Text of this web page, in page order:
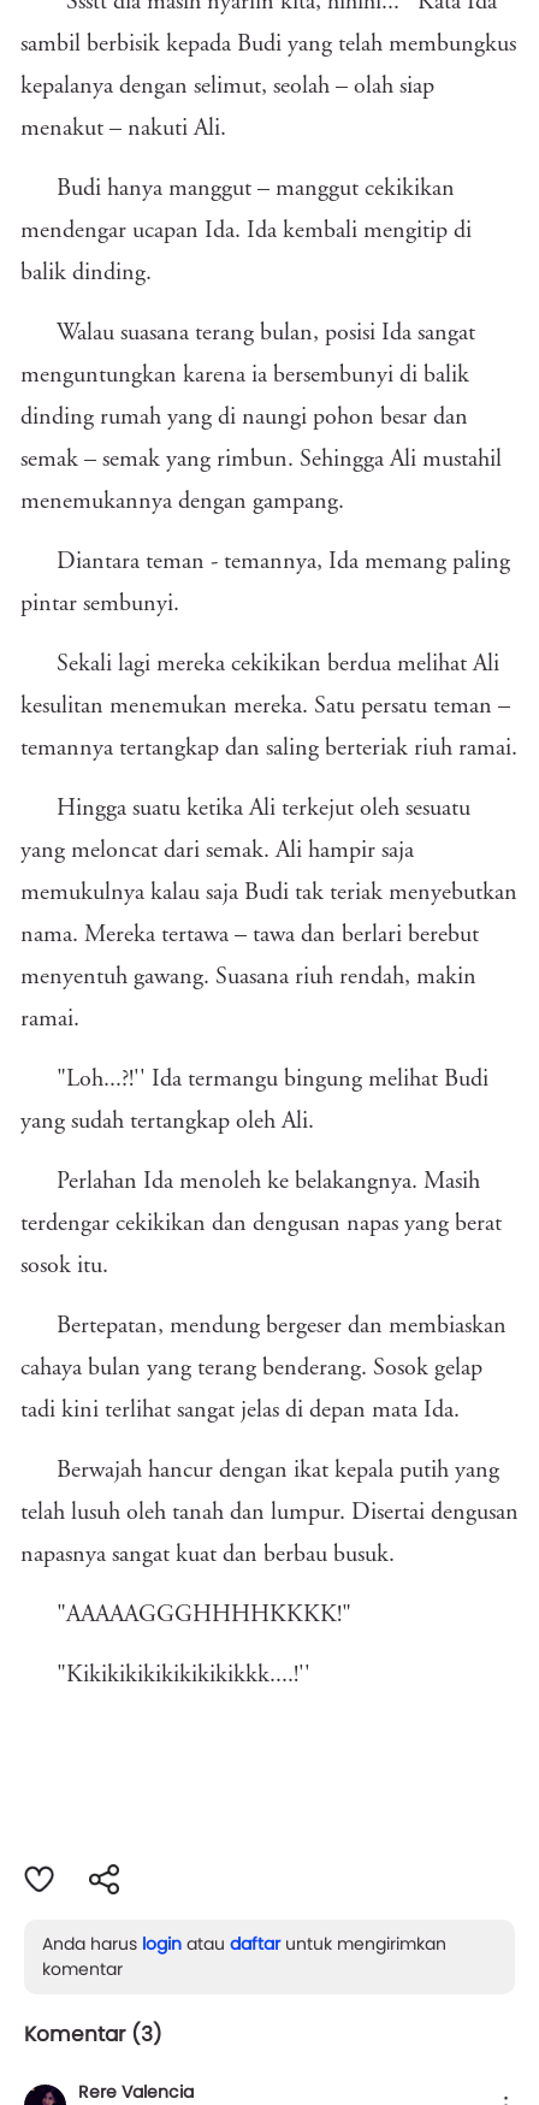
sambil berbisik kepada Budi yang telah membungkus
kepalanya dengan selimut, seolah – olah siap
menakut – nakuti Ali.
Budi hanya manggut – manggut cekikikan
mendengar ucapan Ida. Ida kembali mengitip di
balik dinding.
Walau suasana terang bulan, posisi Ida sangat
menguntungkan karena ia bersembunyi di balik
dinding rumah yang di naungi pohon besar dan
semak – semak yang rimbun. Sehingga Ali mustahil
menemukannya dengan gampang.
Diantara teman - temannya, Ida memang paling
pintar sembunyi.
Sekali lagi mereka cekikikan berdua melihat Ali
kesulitan menemukan mereka. Satu persatu teman –
temannya tertangkap dan saling berteriak riuh ramai.
Hingga suatu ketika Ali terkejut oleh sesuatu
yang meloncat dari semak. Ali hampir saja
memukulnya kalau saja Budi tak teriak menyebutkan
nama. Mereka tertawa – tawa dan berlari berebut
menyentuh gawang. Suasana riuh rendah, makin
ramai.
"Loh...?!'' Ida termangu bingung melihat Budi
yang sudah tertangkap oleh Ali.
Perlahan Ida menoleh ke belakangnya. Masih
terdengar cekikikan dan dengusan napas yang berat
sosok itu.
Bertepatan, mendung bergeser dan membiaskan
cahaya bulan yang terang benderang. Sosok gelap
tadi kini terlihat sangat jelas di depan mata Ida.
Berwajah hancur dengan ikat kepala putih yang
telah lusuh oleh tanah dan lumpur. Disertai dengusan
napasnya sangat kuat dan berbau busuk.
"AAAAAGGGHHHHKKKK!"
"Kikikikikikikikikikkk....!''
Anda harus login atau daftaruntuk mengirimkan
komentar
Komentar (3)
Rere Valencia